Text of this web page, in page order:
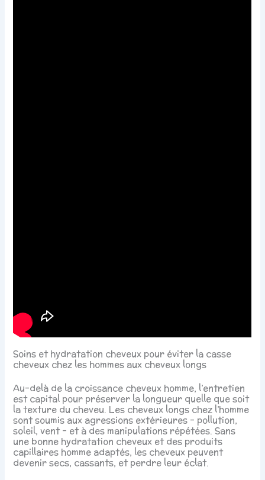
Soins et hydratation cheveux pour éviter la casse
cheveux chez les hommes aux cheveux longs
Au-delà de la croissance cheveux homme, l’entretien
est capital pour préserver la longueur quelle que soit
la texture du cheveu. Les cheveux longs chez l’homme
sont soumis aux agressions extérieures – pollution,
soleil, vent – et à des manipulations répétées. Sans
une bonne hydratation cheveux et des produits
capillaires homme adaptés, les cheveux peuvent
devenir secs, cassants, et perdre leur éclat.